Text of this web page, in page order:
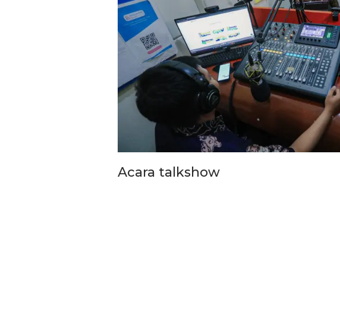
Acara talkshow
Temui Wamen Koperasi RI,
Bupati Bandung Perkuat
Skema Pembiayaan Koperasi